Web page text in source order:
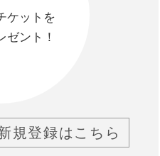
ケットを
ゼント！
規登録はこちら